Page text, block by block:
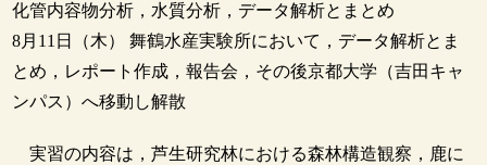
化管内容物分析，水質分析，データ解析とまとめ
8月11日（木） 舞鶴水産実験所において，データ解析とま
とめ，レポート作成，報告会，その後京都大学（吉田キャ
ンパス）へ移動し解散
実習の内容は，芦生研究林における森林構造観察，鹿に